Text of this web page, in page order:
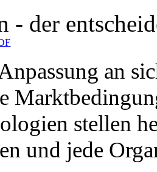
- der
an
stellen
und jede